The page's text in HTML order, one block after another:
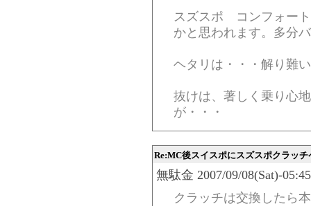
スズスポ コンフォー
かと思われます。多分
ヘタリは・・・解り難
抜けは、著しく乗り心
が・・・
Re:MC後スイスポにスズスポクラッチ
無駄金 2007/09/08(Sat)-
クラッチは交換したら